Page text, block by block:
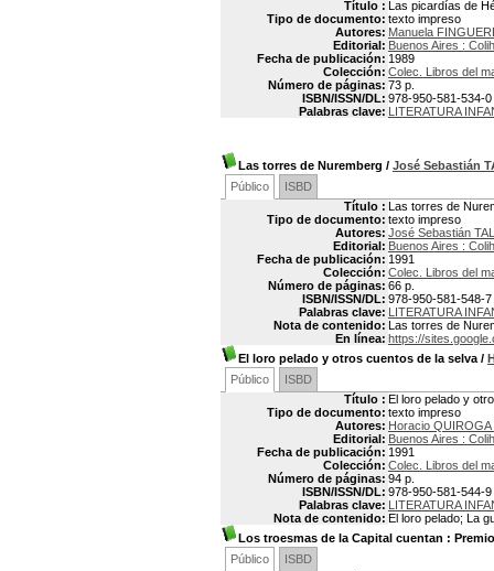
Título : Las picardías de
Tipo de documento: texto impreso
Autores: Manuela
Editorial: Buenos Aires :
Fecha de publicación: 1989
Colección: Colec. Libros del
Número de páginas: 73 p.
ISBN/ISSN/DL: 978-950-581-534-0
Palabras clave: LITERATURA
Las torres de Nuremberg / José Sebastián
Público
ISBD
Título : Las torres de
Tipo de documento: texto impreso
Autores: José Sebastián
Editorial: Buenos Aires :
Fecha de publicación: 1991
Colección: Colec. Libros del
Número de páginas: 66 p.
ISBN/ISSN/DL: 978-950-581-548-7
Palabras clave: LITERATURA
Nota de contenido: Las torres de
En línea: https://
El loro pelado y otros cuentos de la selva /
Público
ISBD
Título : El loro pelado y
Tipo de documento: texto impreso
Autores: Horacio
Editorial: Buenos Aires :
Fecha de publicación: 1991
Colección: Colec. Libros del
Número de páginas: 94 p.
ISBN/ISSN/DL: 978-950-581-544-9
Palabras clave: LITERATURA
Nota de contenido: El loro pelado; La
Los troesmas de la Capital cuentan :
Público
ISBD